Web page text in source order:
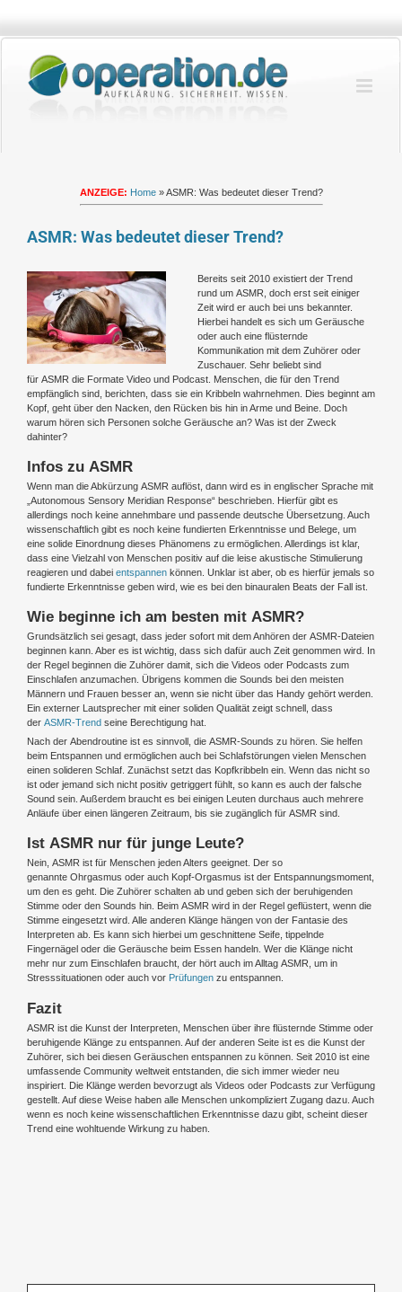
springen
ANZEIGE: Home»ASMR: Was bedeutet dieser Trend?
ASMR: Was bedeutet dieser Trend?
Zeige
grösseres
Bild
Bereits seit 2010 existiert der Trend
rund um ASMR, doch erst seit einiger
Zeit wird er auch bei uns bekannter.
Hierbei handelt es sich um Geräusche
oder auch eine flüsternde
Kommunikation mit dem Zuhörer oder
Zuschauer. Sehr beliebt sind
für ASMR die Formate Video und Podcast. Menschen, die für den Trend
empfänglich sind, berichten, dass sie ein Kribbeln wahrnehmen. Dies beginnt am
Kopf, geht über den Nacken, den Rücken bis hin in Arme und Beine. Doch
warum hören sich Personen solche Geräusche an? Was ist der Zweck
dahinter?
Infos zu ASMR
Wenn man die Abkürzung ASMR auflöst, dann wird es in englischer Sprache mit
„Autonomous Sensory Meridian Response“ beschrieben. Hierfür gibt es
allerdings noch keine annehmbare und passende deutsche Übersetzung. Auch
wissenschaftlich gibt es noch keine fundierten Erkenntnisse und Belege, um
eine solide Einordnung dieses Phänomens zu ermöglichen. Allerdings ist klar,
dass eine Vielzahl von Menschen positiv auf die leise akustische Stimulierung
reagieren und dabei entspannen können. Unklar ist aber, ob es hierfür jemals so
fundierte Erkenntnisse geben wird, wie es bei den binauralen Beats der Fall ist.
Wie beginne ich am besten mit ASMR?
Grundsätzlich sei gesagt, dass jeder sofort mit dem Anhören der ASMR-Dateien
beginnen kann. Aber es ist wichtig, dass sich dafür auch Zeit genommen wird. In
der Regel beginnen die Zuhörer damit, sich die Videos oder Podcasts zum
Einschlafen anzumachen. Übrigens kommen die Sounds bei den meisten
Männern und Frauen besser an, wenn sie nicht über das Handy gehört werden.
Ein externer Lautsprecher mit einer soliden Qualität zeigt schnell, dass
der ASMR-Trend seine Berechtigung hat.
Nach der Abendroutine ist es sinnvoll, die ASMR-Sounds zu hören. Sie helfen
beim Entspannen und ermöglichen auch bei Schlafstörungen vielen Menschen
einen solideren Schlaf. Zunächst setzt das Kopfkribbeln ein. Wenn das nicht so
ist oder jemand sich nicht positiv getriggert fühlt, so kann es auch der falsche
Sound sein. Außerdem braucht es bei einigen Leuten durchaus auch mehrere
Anläufe über einen längeren Zeitraum, bis sie zugänglich für ASMR sind.
Ist ASMR nur für junge Leute?
Nein, ASMR ist für Menschen jeden Alters geeignet. Der so
genannte Ohrgasmus oder auch Kopf-Orgasmus ist der Entspannungsmoment,
um den es geht. Die Zuhörer schalten ab und geben sich der beruhigenden
Stimme oder den Sounds hin. Beim ASMR wird in der Regel geflüstert, wenn die
Stimme eingesetzt wird. Alle anderen Klänge hängen von der Fantasie des
Interpreten ab. Es kann sich hierbei um geschnittene Seife, tippelnde
Fingernägel oder die Geräusche beim Essen handeln. Wer die Klänge nicht
mehr nur zum Einschlafen braucht, der hört auch im Alltag ASMR, um in
Stresssituationen oder auch vor Prüfungen zu entspannen.
Fazit
ASMR ist die Kunst der Interpreten, Menschen über ihre flüsternde Stimme oder
beruhigende Klänge zu entspannen. Auf der anderen Seite ist es die Kunst der
Zuhörer, sich bei diesen Geräuschen entspannen zu können. Seit 2010 ist eine
umfassende Community weltweit entstanden, die sich immer wieder neu
inspiriert. Die Klänge werden bevorzugt als Videos oder Podcasts zur Verfügung
gestellt. Auf diese Weise haben alle Menschen unkompliziert Zugang dazu. Auch
wenn es noch keine wissenschaftlichen Erkenntnisse dazu gibt, scheint dieser
Trend eine wohltuende Wirkung zu haben.